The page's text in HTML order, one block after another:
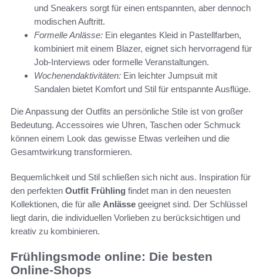
und Sneakers sorgt für einen entspannten, aber dennoch
modischen Auftritt.
Formelle Anlässe: Ein elegantes Kleid in Pastellfarben,
kombiniert mit einem Blazer, eignet sich hervorragend für
Job-Interviews oder formelle Veranstaltungen.
Wochenendaktivitäten: Ein leichter Jumpsuit mit
Sandalen bietet Komfort und Stil für entspannte Ausflüge.
Die Anpassung der Outfits an persönliche Stile ist von großer
Bedeutung. Accessoires wie Uhren, Taschen oder Schmuck
können einem Look das gewisse Etwas verleihen und die
Gesamtwirkung transformieren.
Bequemlichkeit und Stil schließen sich nicht aus. Inspiration für
den perfekten Outfit Frühling findet man in den neuesten
Kollektionen, die für alle Anlässe geeignet sind. Der Schlüssel
liegt darin, die individuellen Vorlieben zu berücksichtigen und
kreativ zu kombinieren.
Frühlingsmode online: Die besten
Online-Shops